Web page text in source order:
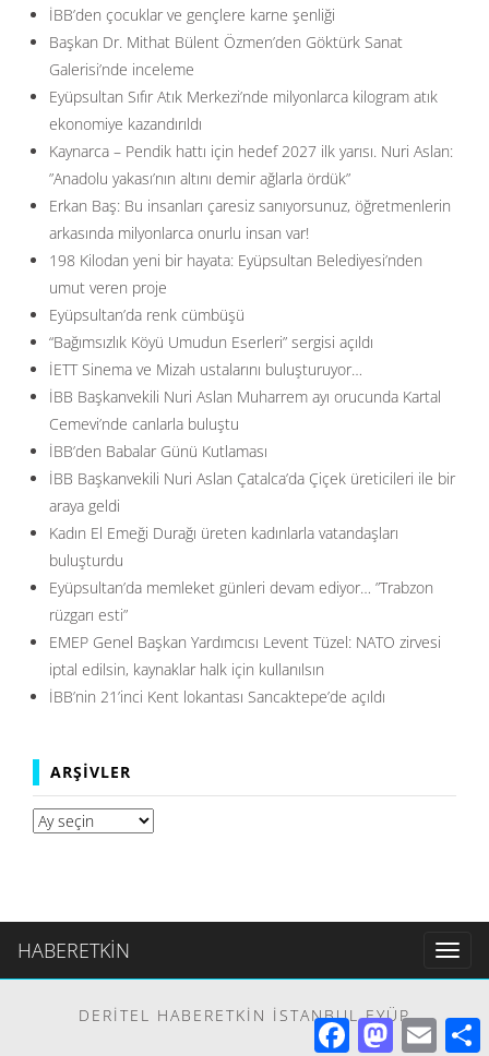
İBB’den çocuklar ve gençlere karne şenliği
Başkan Dr. Mithat Bülent Özmen’den Göktürk Sanat
Galerisi’nde inceleme
Eyüpsultan Sıfır Atık Merkezi’nde milyonlarca kilogram atık
ekonomiye kazandırıldı
Kaynarca – Pendik hattı için hedef 2027 ilk yarısı. Nuri Aslan:
”Anadolu yakası’nın altını demir ağlarla ördük”
Erkan Baş: Bu insanları çaresiz sanıyorsunuz, öğretmenlerin
arkasında milyonlarca onurlu insan var!
198 Kilodan yeni bir hayata: Eyüpsultan Belediyesi’nden
umut veren proje
Eyüpsultan’da renk cümbüşü
“Bağımsızlık Köyü Umudun Eserleri” sergisi açıldı
İETT Sinema ve Mizah ustalarını buluşturuyor…
İBB Başkanvekili Nuri Aslan Muharrem ayı orucunda Kartal
Cemevi’nde canlarla buluştu
İBB’den Babalar Günü Kutlaması
İBB Başkanvekili Nuri Aslan Çatalca’da Çiçek üreticileri ile bir
araya geldi
Kadın El Emeği Durağı üreten kadınlarla vatandaşları
buluşturdu
Eyüpsultan’da memleket günleri devam ediyor… ”Trabzon
rüzgarı esti”
EMEP Genel Başkan Yardımcısı Levent Tüzel: NATO zirvesi
iptal edilsin, kaynaklar halk için kullanılsın
İBB’nin 21’inci Kent lokantası Sancaktepe’de açıldı
ARŞIVLER
Arşivler
HABERETKİN
Toggle
DERITEL HABERETKIN İSTANBUL EYÜP
FacebookMastodon
Email